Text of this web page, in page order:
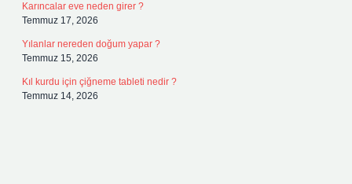
Karıncalar eve neden girer ?
Temmuz 17, 2026
Yılanlar nereden doğum yapar ?
Temmuz 15, 2026
Kıl kurdu için çiğneme tableti nedir ?
Temmuz 14, 2026